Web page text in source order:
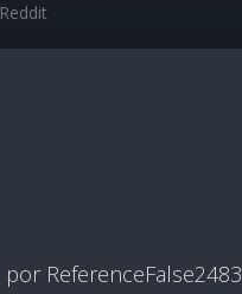
Reddit
por ReferenceFalse2483